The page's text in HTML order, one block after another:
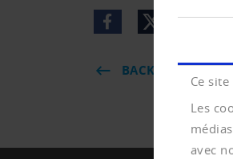
Ce
Les
avec
BACK